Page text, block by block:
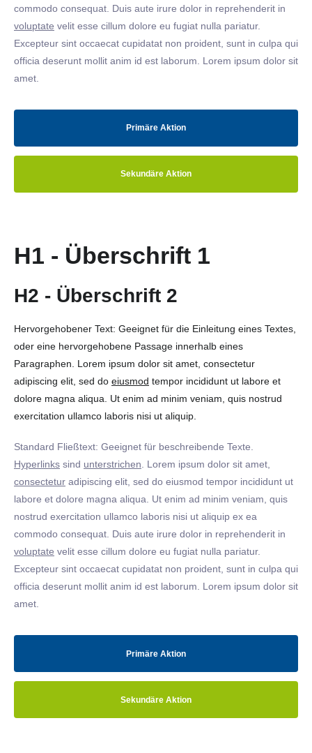
commodo consequat. Duis aute irure dolor in reprehenderit in
voluptate velit esse cillum dolore eu fugiat nulla pariatur.
Excepteur sint occaecat cupidatat non proident, sunt in culpa qui
officia deserunt mollit anim id est laborum. Lorem ipsum dolor sit
amet.
Primäre Aktion
Sekundäre Aktion
H1 - Überschrift 1
H2 - Überschrift 2
Hervorgehobener Text: Geeignet für die Einleitung eines Textes,
oder eine hervorgehobene Passage innerhalb eines
Paragraphen. Lorem ipsum dolor sit amet, consectetur
adipiscing elit, sed do eiusmod tempor incididunt ut labore et
dolore magna aliqua. Ut enim ad minim veniam, quis nostrud
exercitation ullamco laboris nisi ut aliquip.
Standard Fließtext: Geeignet für beschreibende Texte.
Hyperlinks sind unterstrichen . Lorem ipsum dolor sit amet,
consectetur adipiscing elit, sed do eiusmod tempor incididunt ut
labore et dolore magna aliqua. Ut enim ad minim veniam, quis
nostrud exercitation ullamco laboris nisi ut aliquip ex ea
commodo consequat. Duis aute irure dolor in reprehenderit in
voluptate velit esse cillum dolore eu fugiat nulla pariatur.
Excepteur sint occaecat cupidatat non proident, sunt in culpa qui
officia deserunt mollit anim id est laborum. Lorem ipsum dolor sit
amet.
Primäre Aktion
Sekundäre Aktion